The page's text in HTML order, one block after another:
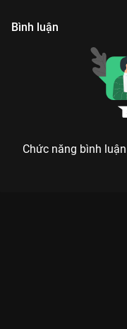
Bình luận
Chức năng bình